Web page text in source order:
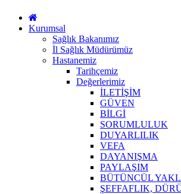
Kurumsal
Sağlık Bakanımız
İl Sağlık Müdürümüz
Hastanemiz
Tarihçemiz
Değerlerimiz
İLETİŞİM
GÜVEN
BİLGİ
SORUMLULUK
DUYARLILIK
VEFA
DAYANIŞMA
PAYLAŞIM
BÜTÜNCÜL
ŞEFFAFLIK,